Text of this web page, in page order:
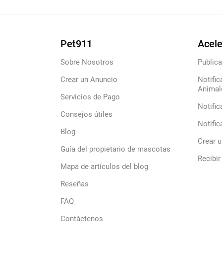
Pet911
Sobre Nosotros
Crear un Anuncio
Servicios de Pago
Consejos útiles
Blog
Guía del propietario de mascotas
Mapa de artículos del blog
Reseñas
FAQ
Contáctenos
Crear